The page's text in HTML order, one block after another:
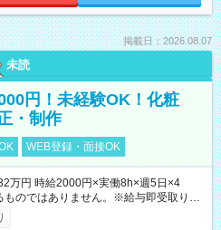
掲載日：2026.08.07
未読
円！未経験OK！化粧
・制作
WEB登録・面接OK
円 時給2000円×実働8h×週5日×4
のではありません。※給与即受取りサ
有）